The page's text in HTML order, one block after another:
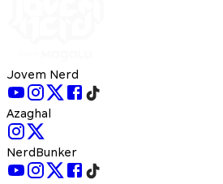
Jovem Nerd
Azaghal
NerdBunker